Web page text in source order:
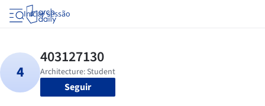
Iniciar sessão
Seguir